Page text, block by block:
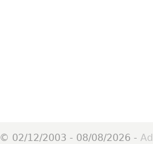
© 02/12/2003 - 08/08/2026 -